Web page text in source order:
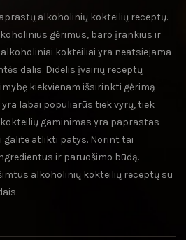
alkoholinių kokteilių receptų.
gėrimus, baro įrankius ir
kokteiliai yra neatsiejama
dalis. Didelis įvairių receptų
kiekvienam išsirinkti gėrimą
labai populiarūs tiek vyrų, tiek
gaminimas yra paprastas
galite atlikti patys. Norint tai
ir paruošimo būdą.
alkoholinių kokteilių receptų su